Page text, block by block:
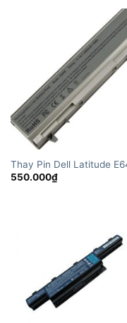
Thay Pin Dell Latitude
550.000₫